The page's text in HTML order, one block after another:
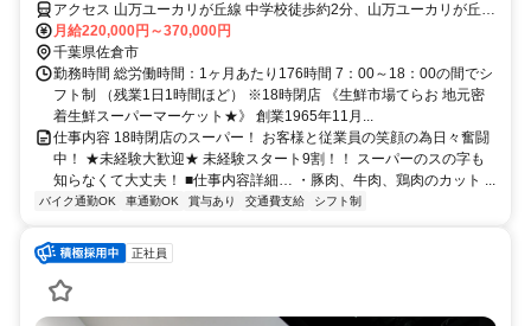
アクセス 山万ユーカリが丘線 中学校徒歩約2分、山万ユーカリが丘線
女子大徒歩約10分、山万ユーカリが丘線 井野（千葉県）徒歩約12分
月給220,000円～370,000円
千葉県佐倉市
勤務時間 総労働時間：1ヶ月あたり176時間 7：00～18：00の間でシ
フト制 （残業1日1時間ほど） ※18時閉店 《生鮮市場てらお 地元密
着生鮮スーパーマーケット★》 創業1965年11月...
仕事内容 18時閉店のスーパー！ お客様と従業員の笑顔の為日々奮闘
中！ ★未経験大歓迎★ 未経験スタート9割！！ スーパーのスの字も
知らなくて大丈夫！ ■仕事内容詳細… ・豚肉、牛肉、鶏肉のカット ...
バイク通勤OK 車通勤OK 賞与あり 交通費支給 シフト制
正社員